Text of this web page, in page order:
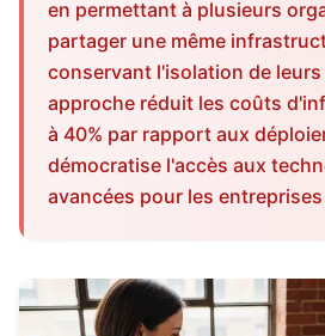
en permettant à plusieurs
partager une même
conservant l'isolation de
approche réduit les coûts
à 40% par rapport aux
démocratise l'accès aux
avancées pour les